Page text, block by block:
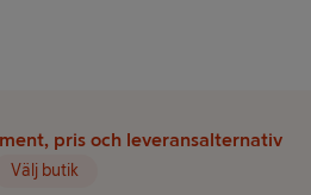
pris och leveransalternativ
Välj butik